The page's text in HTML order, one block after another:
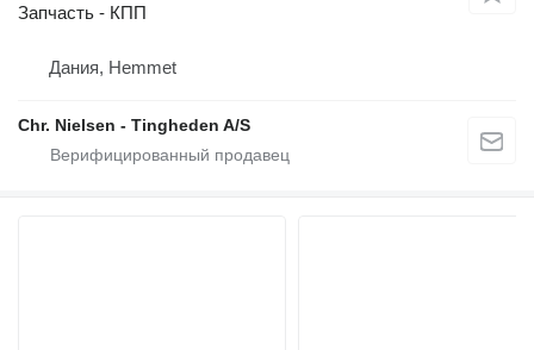
Запчасть - КПП
Дания, Hemmet
Chr. Nielsen - Tingheden A/S